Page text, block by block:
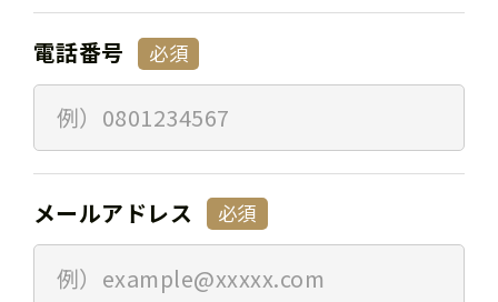
電話番号 必須
メールアドレス 必須